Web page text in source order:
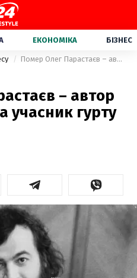
ЕКОНОМІКА БІЗНЕС
Помер Олег Парастаєв – автор хіта "На заре" та учасник гурту "Альянс"
– автор
учасник гурту